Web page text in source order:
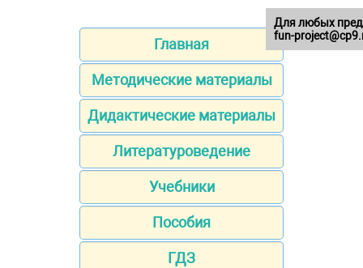
Главная
Методические материалы
Дидактические материалы
Литературоведение
Учебники
Пособия
ГДЗ
Для любых
fun-